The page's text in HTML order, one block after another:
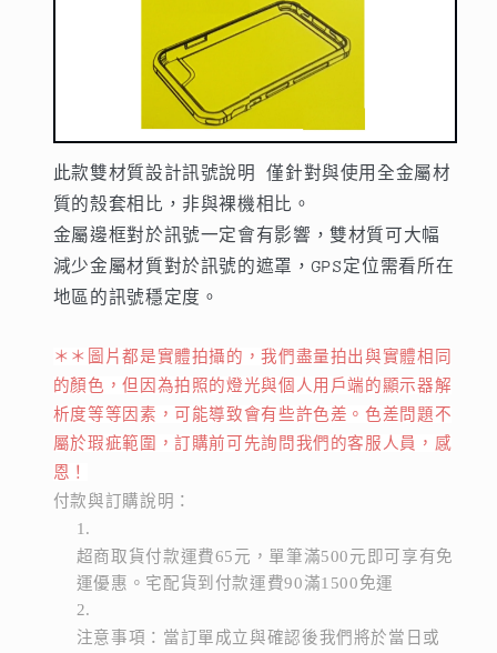
此款雙材質設計訊號說明 僅針對與使用全金屬材
質的殼套相比，非與裸機相比。
金屬邊框對於訊號一定會有影響，雙材質可大幅
減少金屬材質對於訊號的遮罩，GPS定位需看所在
地區的訊號穩定度。
＊＊圖片都是實體拍攝的，我們盡量拍出與實體相同
的顏色，但因為拍照的燈光與個人用戶端的顯示器解
析度等等因素，可能導致會有些許色差。色差問題不
屬於瑕疵範圍，訂購前可先詢問我們的客服人員，感
恩！
付款與訂購說明：
超商取貨付款運費65元，單筆滿500元即可享有免
運優惠。宅配貨到付款運費90滿1500免運
注意事項：當訂單成立與確認後我們將於當日或